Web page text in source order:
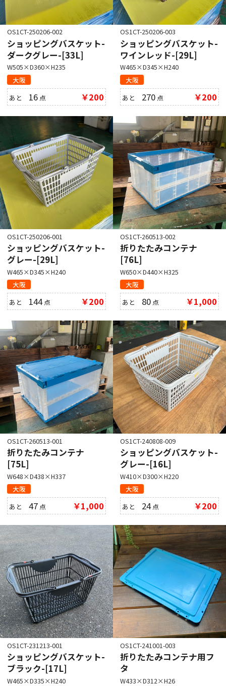
OS1CT-250206-002
ショッピングバスケット-
ダークグレー-[33L]
W505×D360×H235
大阪
あと 16 点 ￥200
OS1CT-250206-003
ショッピングバスケット-
ワインレッド-[29L]
W465×D345×H240
大阪
あと 270 点 ￥200
OS1CT-250206-001
ショッピングバスケット-
グレー-[29L]
W465×D345×H240
大阪
あと 144点 ￥200
OS1CT-260513-002
折りたたみコンテナ
[76L]
W650×D440×H325
大阪
あと 80 点 ￥1,000
OS1CT-260513-001
折りたたみコンテナ
[75L]
W648×D438×H337
大阪
あと47 点 ￥1,000
OS1CT-240808-009
ショッピングバスケット-
グレー-[16L]
W410×D300×H220
大阪
あと 24点 ￥200
OS1CT-231213-001
ショッピングバスケット-
ブラック-[17L]
W465×D335×H240
OS1CT-241001-003
折りたたみコンテナ用フ
タ
W433×D312×H26